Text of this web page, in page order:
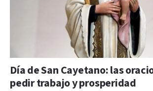
Día de San Cayetano: las
pedir trabajo y prosperidad